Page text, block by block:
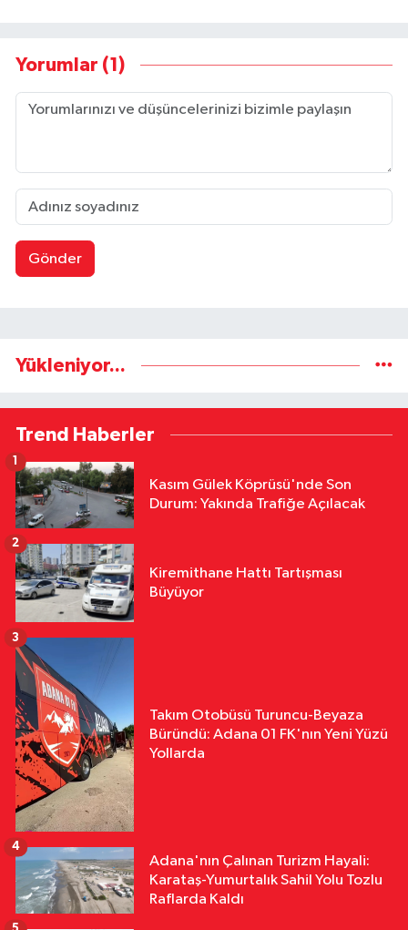
Yorumlar (1)
Gönder
Yükleniyor...
Trend Haberler
Kasım Gülek Köprüsü'nde Son
Durum: Yakında Trafiğe Açılacak
1
Kiremithane Hattı Tartışması
Büyüyor
2
Takım Otobüsü Turuncu-Beyaza
Büründü: Adana 01 FK'nın Yeni Yüzü
Yollarda
3
Adana'nın Çalınan Turizm Hayali:
Karataş-Yumurtalık Sahil Yolu Tozlu
Raflarda Kaldı
4